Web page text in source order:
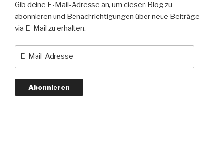
Gib deine E-Mail-Adresse an, um diesen Blog zu
abonnieren und Benachrichtigungen über neue Beiträge
via E-Mail zu erhalten.
Abonnieren